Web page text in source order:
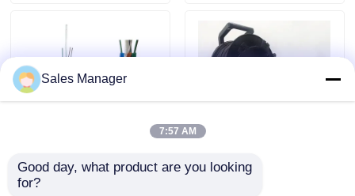
Kiểm soát chất lượng
Yêu cầu báo giá
Dây cáp quang
Thép dây sức mạnh
thành viên sợi quang
Đường quay cáp quang
Sales Manager
7:57 AM
Good day, what product are you looking
for?